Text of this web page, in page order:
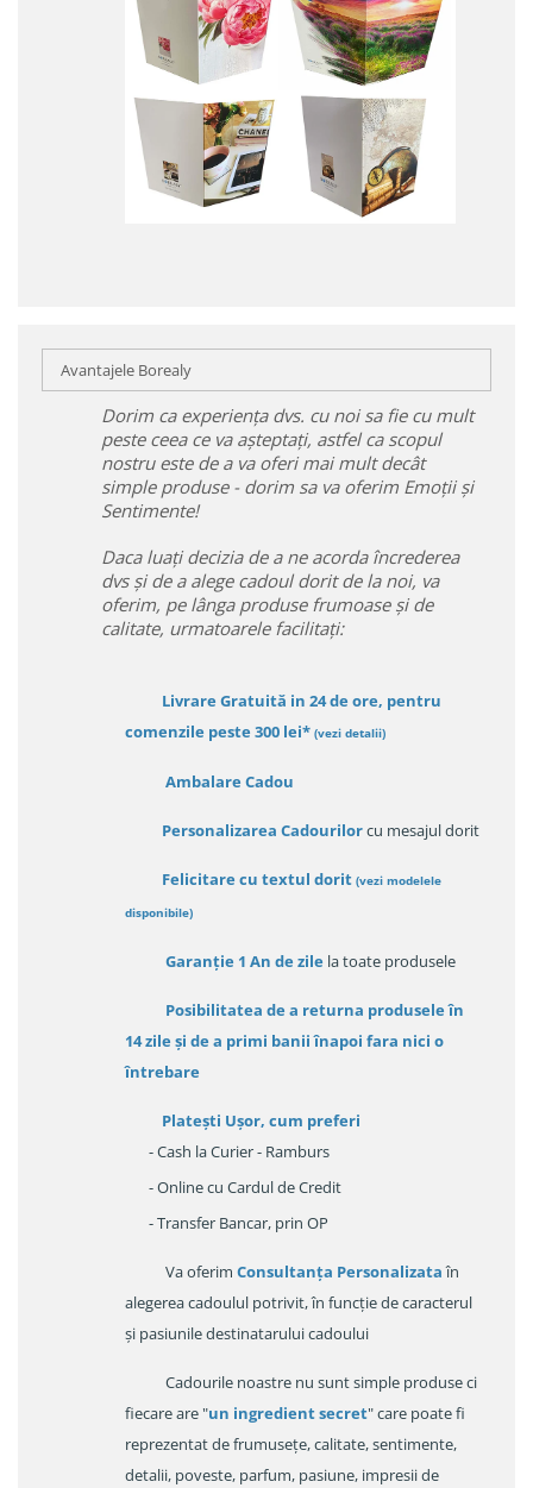
Avantajele Borealy
Dorim ca experiența dvs. cu noi sa fie cu mult
peste ceea ce va așteptați, astfel ca scopul
nostru este de a va oferi mai mult decât
simple produse - dorim sa va oferim Emoții și
Sentimente!
Daca luați decizia de a ne acorda încrederea
dvs și de a alege cadoul dorit de la noi, va
oferim, pe lânga produse frumoase și de
calitate, urmatoarele facilitați:
Livrare Gratuită in 24 de ore, pentru
comenzile peste 300 lei* (vezi detalii)
Ambalare Cadou
Personalizarea Cadourilorcu mesajul dorit
Felicitare cu textul dorit (vezi modelele
disponibile)
Garanție 1 An de zile la toate produsele
Posibilitatea de a returna produsele în
14 zileși de a primi banii înapoi fara nici o
întrebare
Platești Ușor, cum preferi
- Cash la Curier - Ramburs
- Online cu Cardul de Credit
- Transfer Bancar, prin OP
Va oferim Consultanța Personalizataîn
alegerea cadoulul potrivit, în funcție de caracterul
și pasiunile destinatarului cadoului
Cadourile noastre nu sunt simple produse ci
fiecare are "un ingredient secret" care poate fi
reprezentat de frumusețe, calitate, sentimente,
detalii, poveste, parfum, pasiune, impresii de